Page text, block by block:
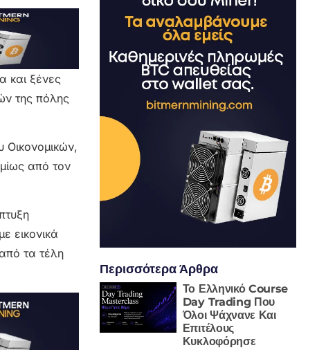
και ξένες
της πόλης
Οικονομικών,
από τον
εικονικά
τα τέλη
Περισσότερα Άρθρα
Το Ελληνικό Course
Day Trading Που
Όλοι Ψάχνανε Και
Επιτέλους
Κυκλοφόρησε